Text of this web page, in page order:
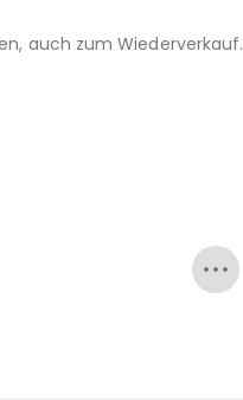
auch zum Wiederverkauf.